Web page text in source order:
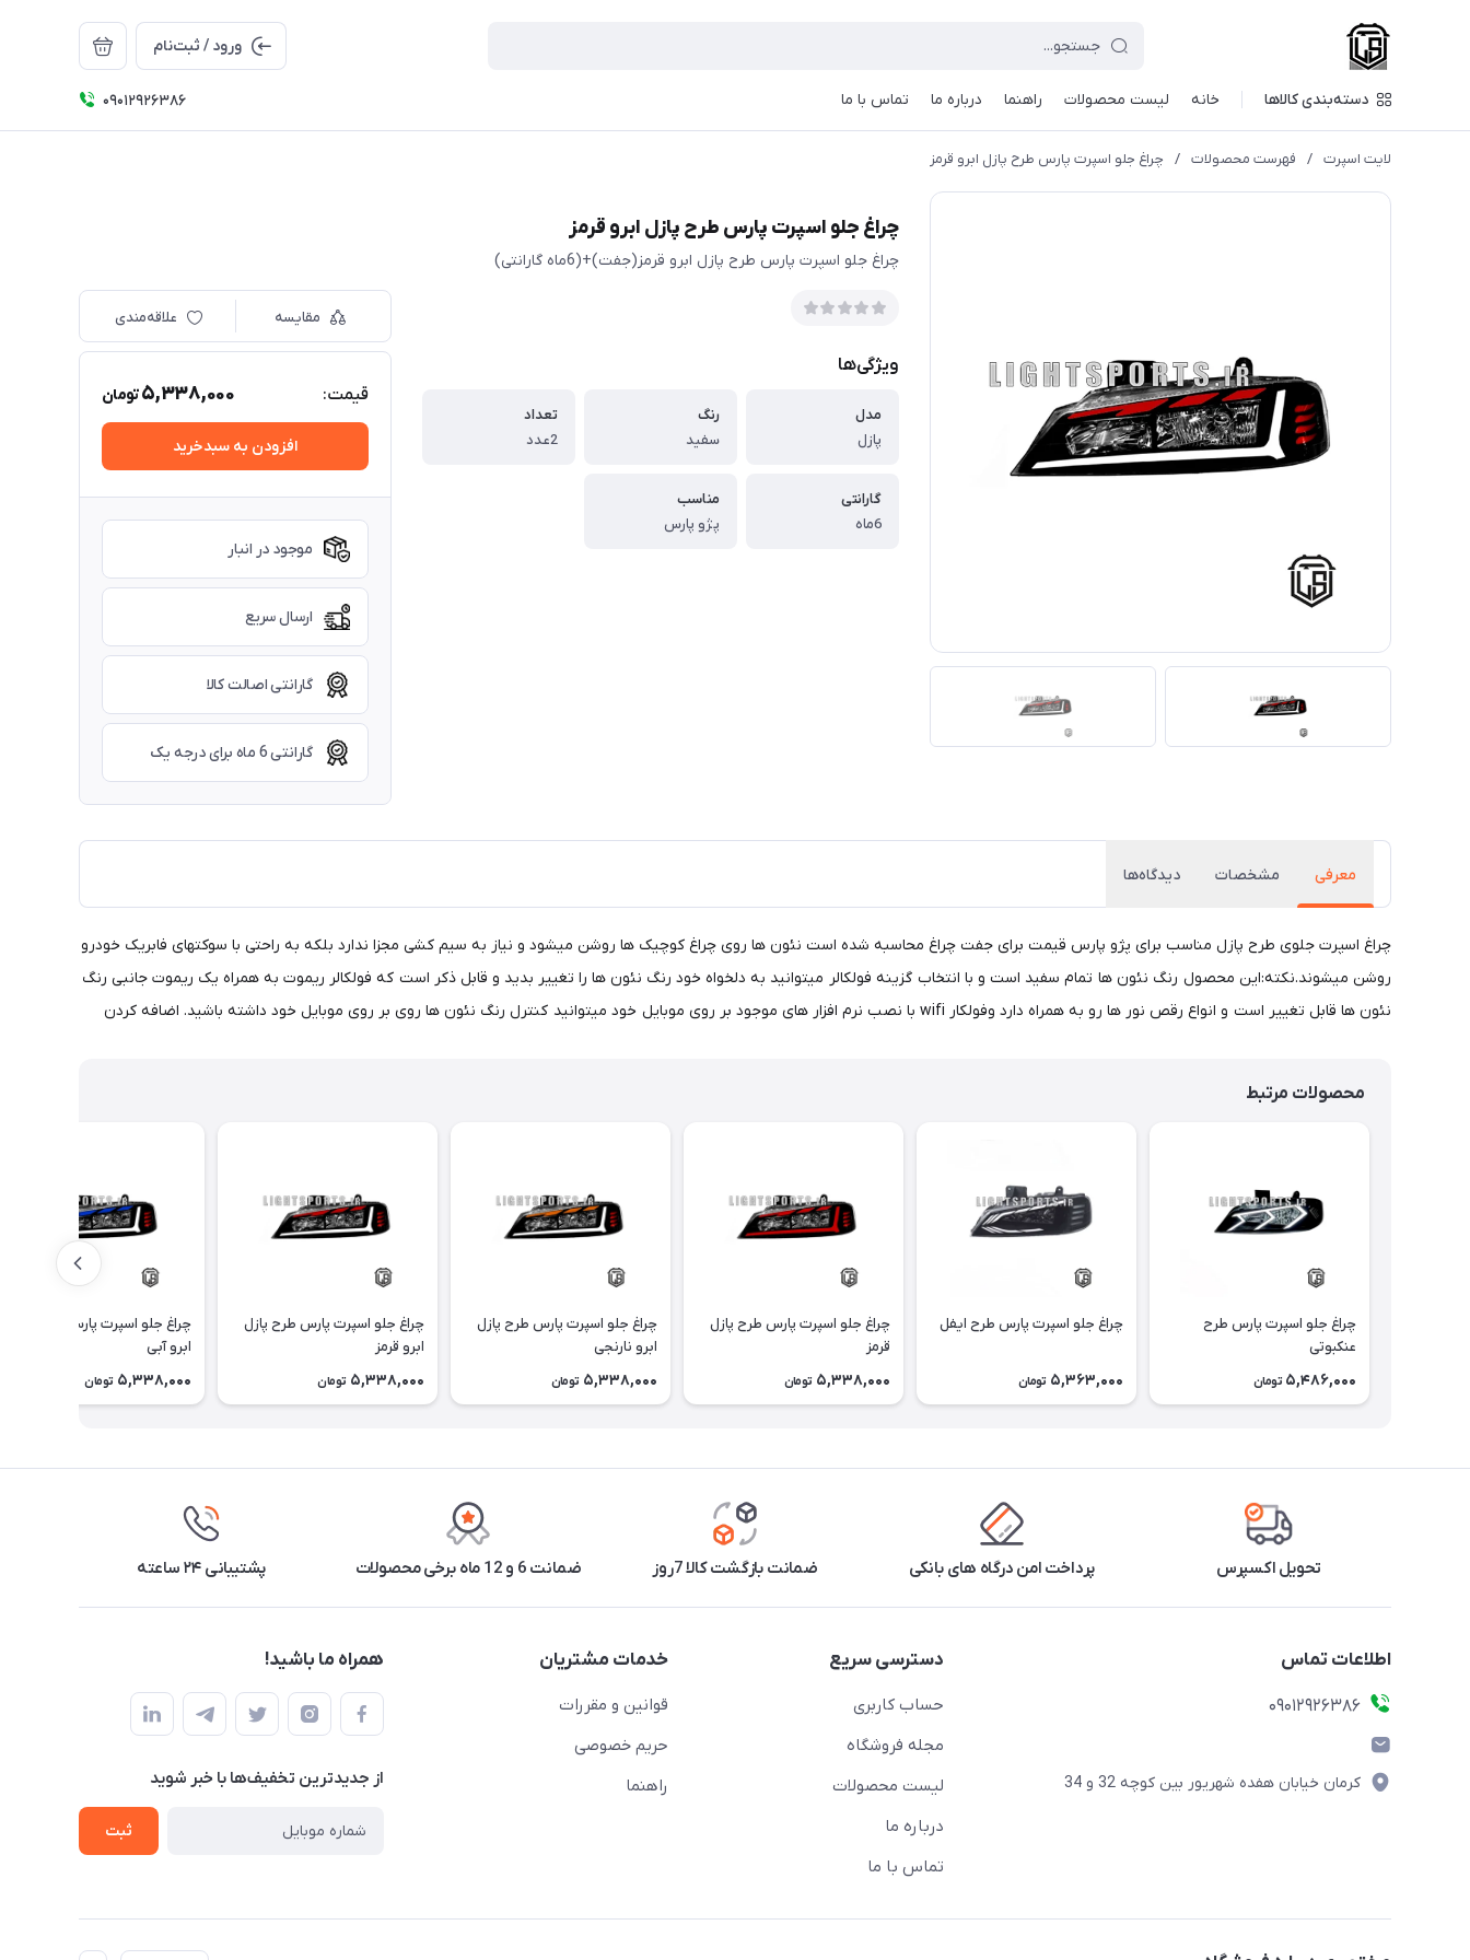
ورود / ثبت‌نام
دسته‌بندی کالاها خانه لیست محصولات راهنما درباره ما تماس با ما 09012926386
لایت اسپرت / فهرست محصولات / چراغ جلو اسپرت پارس طرح پازل ابرو قرمز
چراغ جلو اسپرت پارس طرح پازل ابرو قرمز
چراغ جلو اسپرت پارس طرح پازل ابرو قرمز(جفت)+(6ماه گارانتی)
ویژگی‌ها
مدل
پازل
رنگ
سفید
تعداد
2عدد
گارانتی
6ماه
مناسب
پژو پارس
مقایسه علاقه‌مندی
قیمت: 5,338,000تومان
افزودن به سبدخرید
موجود در انبار
ارسال سریع
گارانتی اصالت کالا
گارانتی 6 ماه برای درجه یک
معرفی مشخصات دیدگاه‌ها
چراغ اسپرت جلوی طرح پازل مناسب برای پژو پارس قیمت برای جفت چراغ محاسبه شده است نئون ها روی چراغ کوچیک ها روشن میشود و نیاز به سیم کشی مجزا ندارد بلکه به راحتی با سوکتهای فابریک خودرو
روشن میشوند.نکته:این محصول رنگ نئون ها تمام سفید است و با انتخاب گزینه فولکالر میتوانید به دلخواه خود رنگ نئون ها را تغییر بدید و قابل ذکر است که فولکالر ریموت به همراه یک ریموت جانبی رنگ
نئون ها قابل تغییر است و انواع رقص نور ها رو به همراه دارد وفولکار wifi با نصب نرم افزار های موجود بر روی موبایل خود میتوانید کنترل رنگ نئون ها روی بر روی موبایل خود داشته باشید. اضافه کردن
محصولات مرتبط
چراغ جلو اسپرت پارس طرح
عنکبوتی
5,486,000 تومان
چراغ جلو اسپرت پارس طرح ایفل
5,363,000 تومان
چراغ جلو اسپرت پارس طرح پازل
قرمز
5,338,000 تومان
چراغ جلو اسپرت پارس طرح پازل
ابرو نارنجی
5,338,000 تومان
چراغ جلو اسپرت پارس طرح پازل
ابرو قرمز
5,338,000 تومان
چراغ جلو اسپرت پارس طرح پازل
ابرو آبی
5,338,000 تومان
تحویل اکسپرس پرداخت امن درگاه های بانکی ضمانت بازگشت کالا 7روز ضمانت 6 و 12 ماه برخی محصولات پشتیبانی ۲۴ ساعته
اطلاعات تماس
09012926386
کرمان خیابان هفده شهریور بین کوچه 32 و 34
دسترسی سریع
حساب کاربری
مجله فروشگاه
لیست محصولات
درباره ما
تماس با ما
خدمات مشتریان
قوانین و مقررات
حریم خصوصی
راهنما
همراه ما باشید!
از جدید‌ترین تخفیف‌ها با‌ خبر شوید
ثبت